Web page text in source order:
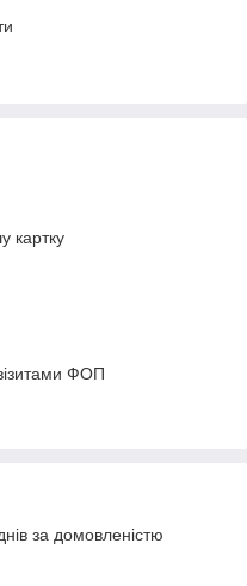
картку
ФОП
за домовленістю